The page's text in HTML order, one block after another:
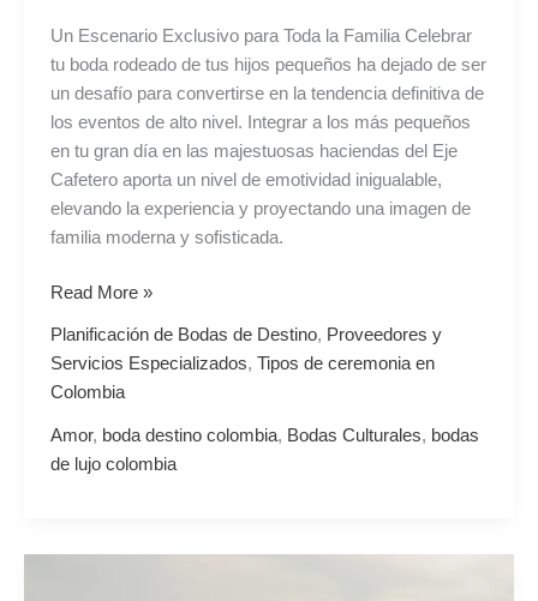
Un Escenario Exclusivo para Toda la Familia Celebrar
tu boda rodeado de tus hijos pequeños ha dejado de ser
un desafío para convertirse en la tendencia definitiva de
los eventos de alto nivel. Integrar a los más pequeños
en tu gran día en las majestuosas haciendas del Eje
Cafetero aporta un nivel de emotividad inigualable,
elevando la experiencia y proyectando una imagen de
familia moderna y sofisticada.
Read More »
Planificación de Bodas de Destino, Proveedores y
Servicios Especializados, Tipos de ceremonia en
Colombia
Amor, boda destino colombia, Bodas Culturales, bodas
de lujo colombia